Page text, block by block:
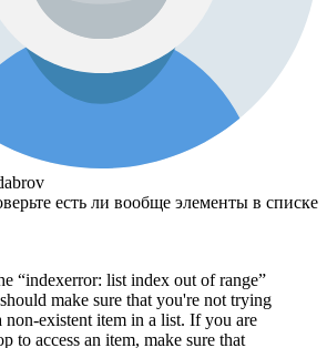
есть ли вообще элементы в списке
“indexerror: list index out of range”
make sure that you're not trying
non-existent item in a list. If you are
to access an item, make sure that